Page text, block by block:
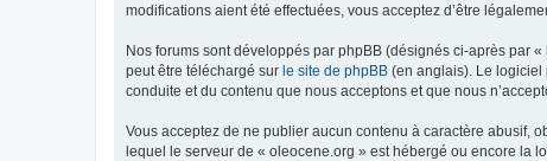
modifications aient été effectuées, vous acceptez d’être
Nos forums sont développés par phpBB (désignés ci-après par
peut être téléchargé sur le site de phpBB (en anglais). Le logiciel
conduite et du contenu que nous acceptons et que nous
Vous acceptez de ne publier aucun contenu à caractère abusif,
lequel le serveur de « oleocene.org » est hébergé ou encore la